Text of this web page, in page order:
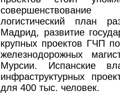
совершенствование
логистический план
Мадрид, развитие
крупных проектов ГЧП
железнодорожных
Мурсии. Испанские
инфраструктурных
для 400 тыс. человек.